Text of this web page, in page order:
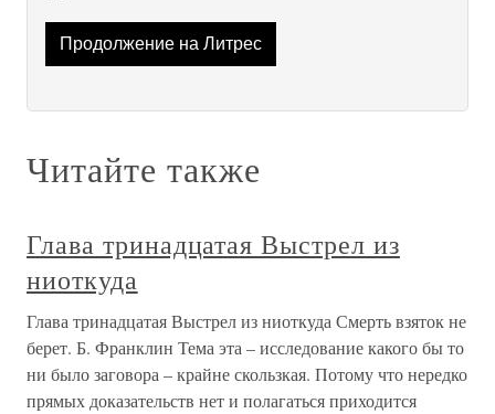
Продолжение на Литрес
Читайте также
Глава тринадцатая Выстрел из
ниоткуда
Глава тринадцатая Выстрел из ниоткуда Смерть взяток не
берет. Б. Франклин Тема эта – исследование какого бы то
ни было заговора – крайне скользкая. Потому что нередко
прямых доказательств нет и полагаться приходится